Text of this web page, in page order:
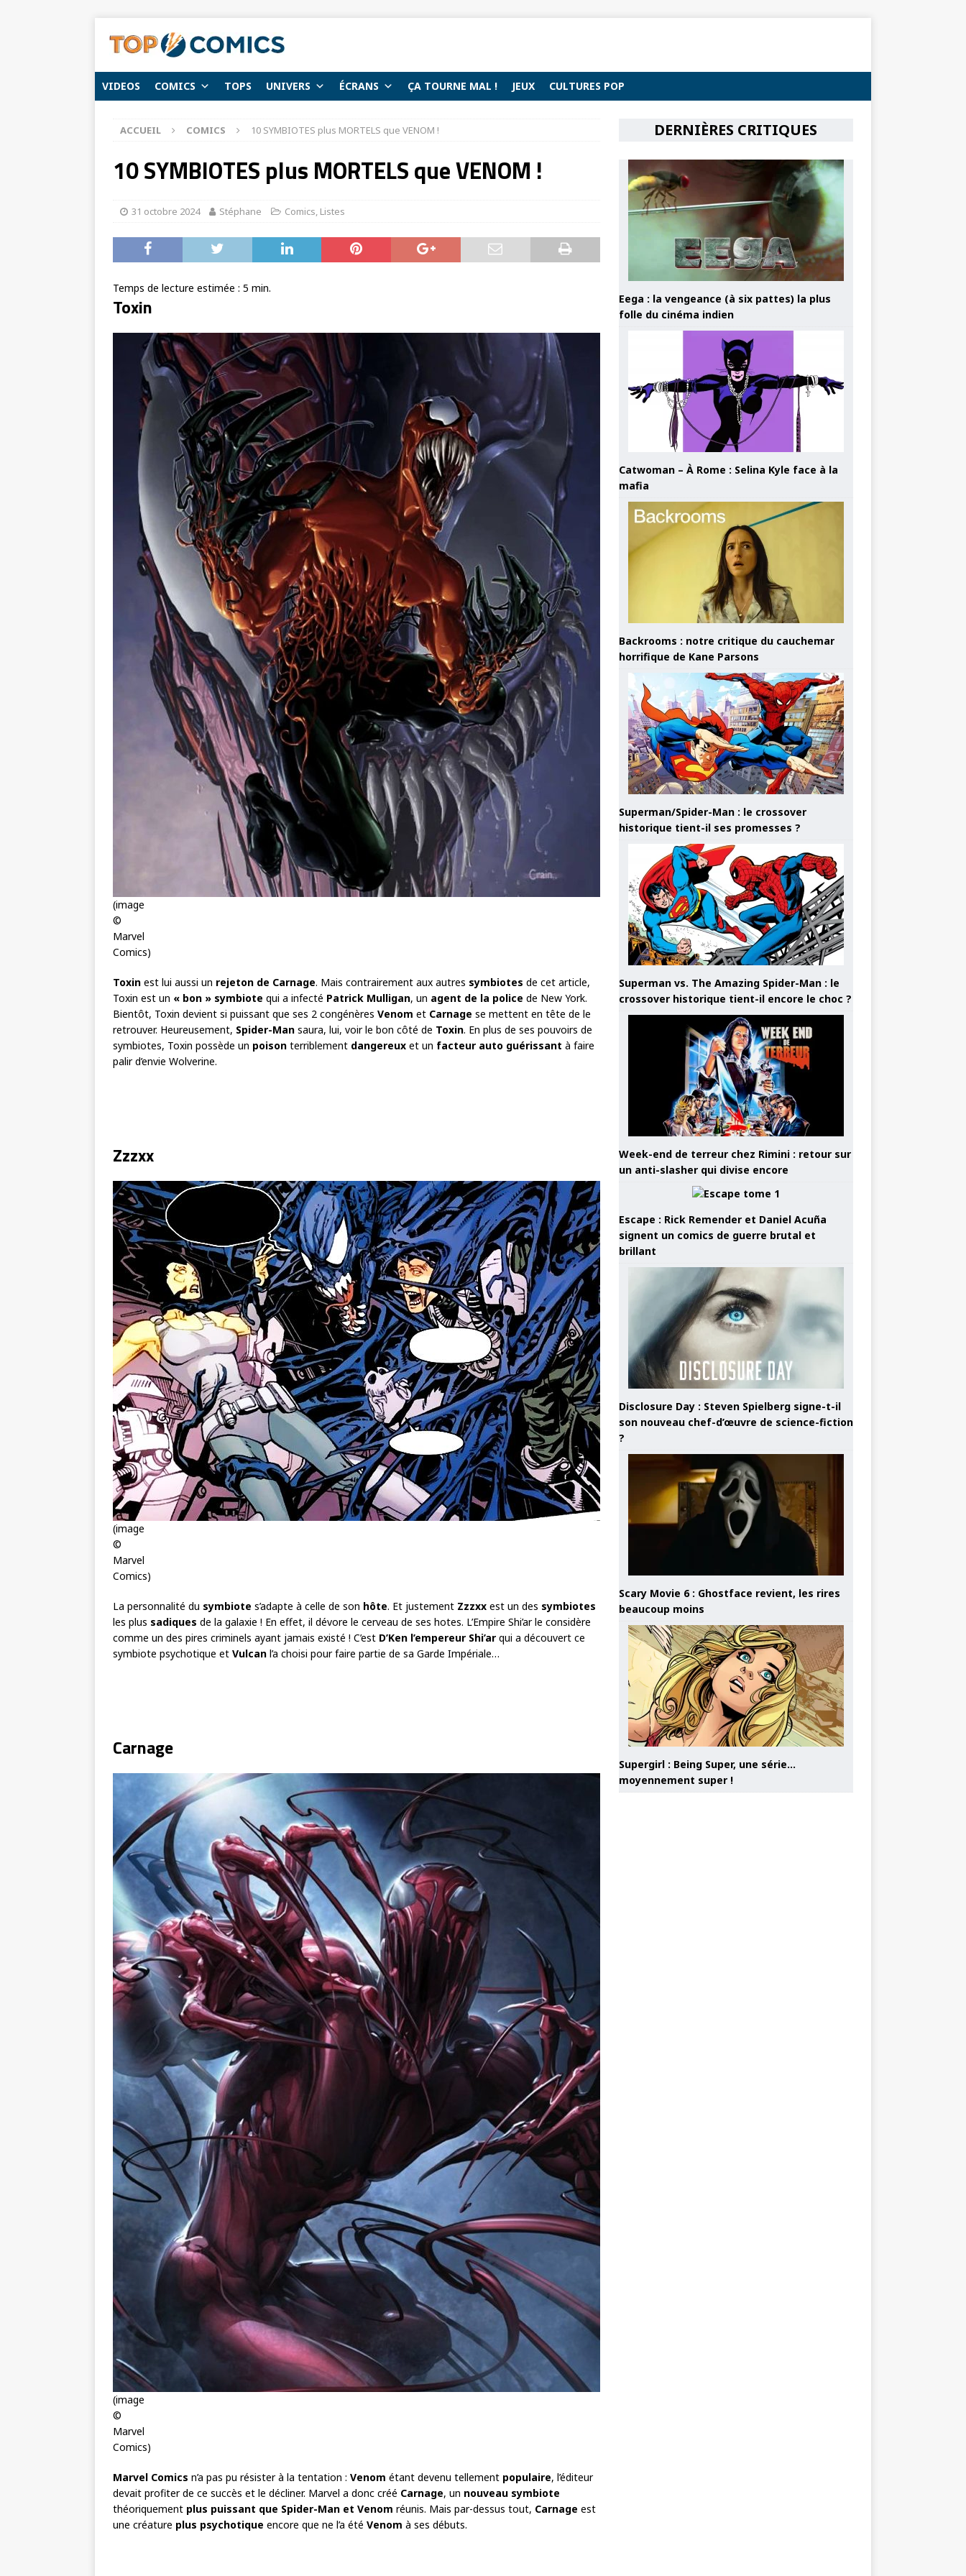
VIDEOS COMICS TOPS UNIVERS ÉCRANS ÇA TOURNE MAL ! JEUX CULTURES POP
ACCUEIL COMICS 10 SYMBIOTES plus MORTELS que VENOM !
10 SYMBIOTES plus MORTELS que VENOM !
31 octobre 2024 Stéphane Comics, Listes
Temps de lecture estimée : 5 min.
Toxin
(image
©
Marvel
Comics)
Toxin est lui aussi un rejeton de Carnage. Mais contrairement aux autres symbiotes de cet article,
Toxin est un « bon » symbiote qui a infecté Patrick Mulligan, un agent de la police de New York.
Bientôt, Toxin devient si puissant que ses 2 congénères Venom et Carnage se mettent en tête de le
retrouver. Heureusement, Spider-Man saura, lui, voir le bon côté de Toxin. En plus de ses pouvoirs de
symbiotes, Toxin possède un poison terriblement dangereux et un facteur auto guérissant à faire
palir d’envie Wolverine.
Zzzxx
(image
©
Marvel
Comics)
La personnalité du symbiote s’adapte à celle de son hôte. Et justement Zzzxx est un des symbiotes
les plus sadiques de la galaxie ! En effet, il dévore le cerveau de ses hotes. L’Empire Shi’ar le considère
comme un des pires criminels ayant jamais existé ! C’est D’Ken l’empereur Shi’ar qui a découvert ce
symbiote psychotique et Vulcan l’a choisi pour faire partie de sa Garde Impériale…
Carnage
(image
©
Marvel
Comics)
Marvel Comics n’a pas pu résister à la tentation : Venom étant devenu tellement populaire, l’éditeur
devait profiter de ce succès et le décliner. Marvel a donc créé Carnage, un nouveau symbiote
théoriquement plus puissant que Spider-Man et Venom réunis. Mais par-dessus tout, Carnage est
une créature plus psychotique encore que ne l’a été Venom à ses débuts.
DERNIÈRES CRITIQUES
Eega : la vengeance (à six pattes) la plus
folle du cinéma indien
Catwoman – À Rome : Selina Kyle face à la
mafia
Backrooms : notre critique du cauchemar
horrifique de Kane Parsons
Superman/Spider-Man : le crossover
historique tient-il ses promesses ?
Superman vs. The Amazing Spider-Man : le
crossover historique tient-il encore le choc ?
Week-end de terreur chez Rimini : retour sur
un anti-slasher qui divise encore
Escape : Rick Remender et Daniel Acuña
signent un comics de guerre brutal et
brillant
Disclosure Day : Steven Spielberg signe-t-il
son nouveau chef-d’œuvre de science-fiction
?
Scary Movie 6 : Ghostface revient, les rires
beaucoup moins
Supergirl : Being Super, une série…
moyennement super !